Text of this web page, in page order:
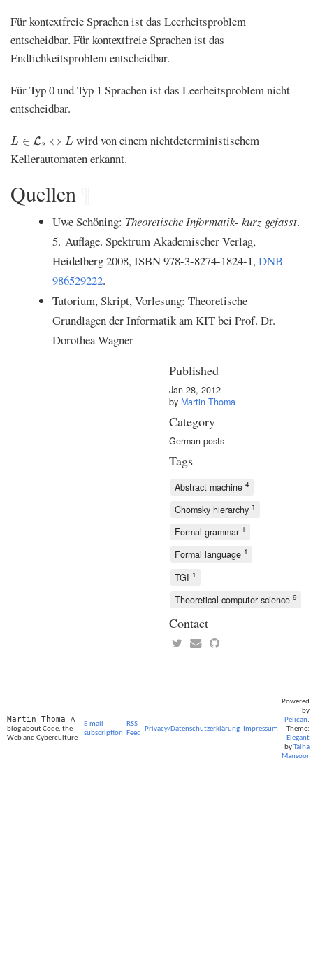
Für kontextfreie Sprachen ist das Leerheitsproblem
entscheidbar. Für kontextfreie Sprachen ist das
Endlichkeitsproblem entscheidbar.
Für Typ 0 und Typ 1 Sprachen ist das Leerheitsproblem nicht
entscheidbar.
L ∈ L2 ⇔ L
L ∈L 2 ⇔L
wird von einem nichtdeterministischem
Kellerautomaten erkannt.
Quellen
Uwe Schöning: Theoretische Informatik- kurz gefasst.
5. Auflage. Spektrum Akademischer Verlag,
Heidelberg2008, ISBN 978-3-8274-1824-1,DNB
986529222.
Tutorium, Skript, Vorlesung: Theoretische
Grundlagen der Informatik am KIT bei Prof. Dr.
Dorothea Wagner
Published
Jan 28, 2012
by Martin Thoma
Category
German posts
Tags
Abstract machine 4
Chomsky hierarchy 1
Formal grammar 1
Formal language 1
TGI 1
Theoretical computer science 9
Contact
Martin Thoma - A
blog about Code, the
Web and Cyberculture
E-mail
subscription
RSS-
Feed
Privacy/Datenschutzerklärung Impressum
Powered
by
Pelican.
Theme:
Elegant
byTalha
Mansoor